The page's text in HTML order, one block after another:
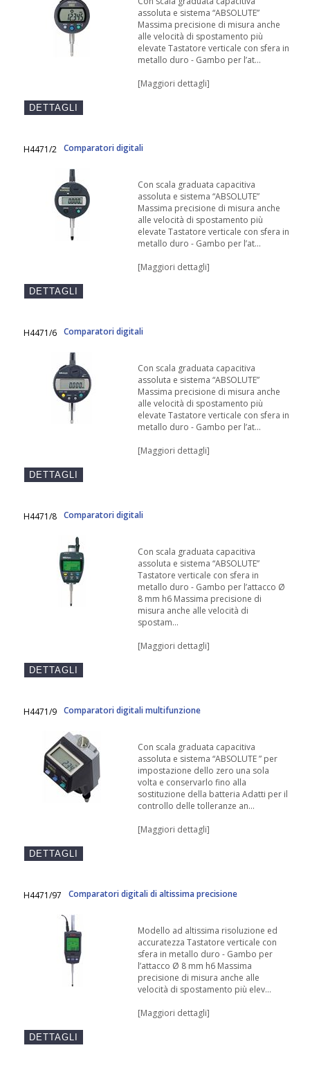
assoluta e sistema “ABSOLUTE”
Massima precisione di misura anche
alle velocità di spostamento più
elevate Tastatore verticale con sfera in
metallo duro - Gambo per l’at...
[Maggiori dettagli]
H4471/2 Comparatori digitali
Con scala graduata capacitiva
assoluta e sistema “ABSOLUTE”
Massima precisione di misura anche
alle velocità di spostamento più
elevate Tastatore verticale con sfera in
metallo duro - Gambo per l’at...
[Maggiori dettagli]
H4471/6 Comparatori digitali
Con scala graduata capacitiva
assoluta e sistema “ABSOLUTE”
Massima precisione di misura anche
alle velocità di spostamento più
elevate Tastatore verticale con sfera in
metallo duro - Gambo per l’at...
[Maggiori dettagli]
H4471/8 Comparatori digitali
Con scala graduata capacitiva
assoluta e sistema “ABSOLUTE”
Tastatore verticale con sfera in
metallo duro - Gambo per l’attacco Ø
8 mm h6 Massima precisione di
misura anche alle velocità di
spostam...
[Maggiori dettagli]
H4471/9 Comparatori digitali multifunzione
Con scala graduata capacitiva
assoluta e sistema “ABSOLUTE ” per
impostazione dello zero una sola
volta e conservarlo fino alla
sostituzione della batteria Adatti per il
controllo delle tolleranze an...
[Maggiori dettagli]
H4471/97 Comparatori digitali di altissima precisione
Modello ad altissima risoluzione ed
accuratezza Tastatore verticale con
sfera in metallo duro - Gambo per
l’attacco Ø 8 mm h6 Massima
precisione di misura anche alle
velocità di spostamento più elev...
[Maggiori dettagli]